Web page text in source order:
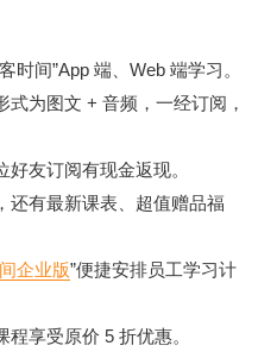
时间”App 端、Web 端学习。
为图文 + 音频，一经订阅，
友订阅有现金返现。
，还有最新课表、超值赠品福
企业版”便捷安排员工学习计
程享受原价 5 折优惠。